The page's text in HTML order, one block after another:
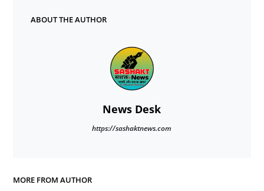
ABOUT THE AUTHOR
News Desk
https://sashaktnews.com
MORE FROM AUTHOR